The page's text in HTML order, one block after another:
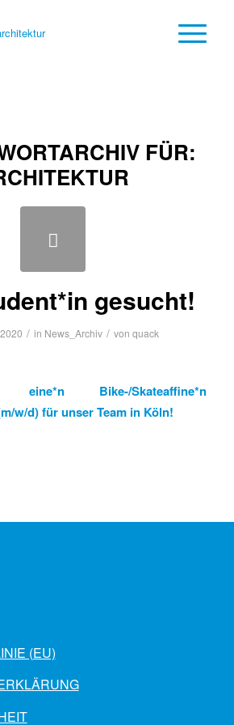
FÜR:
gesucht!
/ in News_Archiv / vonquack
Bike-/Skateaffine*n
w/d) für unser Team in Köln!
(EU)